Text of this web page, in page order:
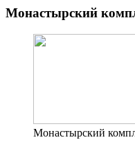
Монастырский
Монастырский